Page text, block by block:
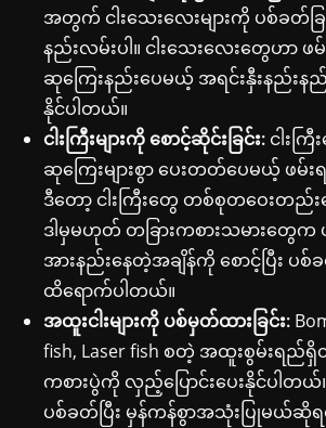
အတွက် ငါးသေးလေးများကို ပစ်ခတ်
နည်းလမ်းပါ။ ငါးသေးလေးတွေဟာ
ဆုကြေးနည်းပေမယ့် အရင်းနှီးနည်းန
နိုင်ပါတယ်။
ငါးကြီးများကို စောင့်ဆိုင်းခြင်း: ငါးက
ဆုကြေးများစွာ ပေးတတ်ပေမယ့် ဖမ်
ဒီတော့ ငါးကြီးတွေ တစ်စုတဝေးတည်
ဒါမှမဟုတ် တခြားကစားသမားတွေက
အားနည်းနေတဲ့အချိန်ကို စောင့်ပြီး ပစ်
ထိရောက်ပါတယ်။
အထူးငါးများကို ပစ်မှတ်ထားခြင်း:
fish, Laser fish စတဲ့ အထူးစွမ်းရည်
ကစားပွဲကို လှည့်ပြောင်းပေးနိုင်ပါ
ပစ်ခတ်ပြီး မှန်ကန်စွာအသုံးပြုမယ်